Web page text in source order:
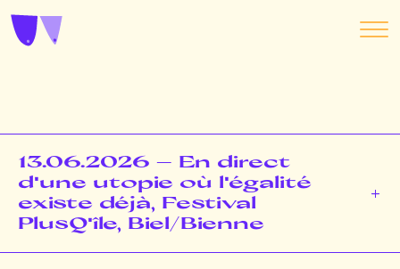
13.06.2026 – En direct
d'une utopie où l'égalité
existe déjà, Festival
PlusQ'île, Biel/Bienne